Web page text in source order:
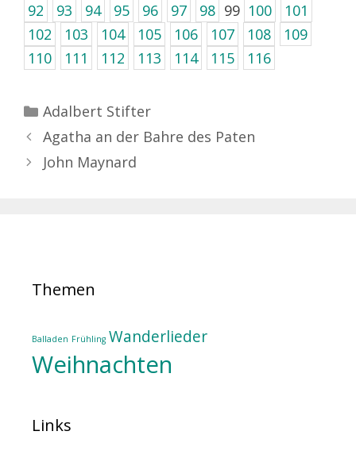
92
93 94 95 96 97 98 99 100
101
102
103 104 105 106 107 108
109
110
111 112 113 114 115 116
Kategorien
Adalbert Stifter
Agatha an der Bahre des Paten
John Maynard
Themen
Balladen Frühling Wanderlieder
Weihnachten
Links